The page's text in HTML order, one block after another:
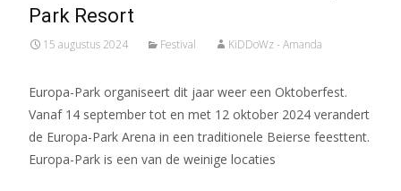
Park Resort
15 augustus 2024 Festival KiDDoWz - Amanda
Europa-Park organiseert dit jaar weer een Oktoberfest.
Vanaf 14 september tot en met 12 oktober 2024 verandert
de Europa-Park Arena in een traditionele Beierse feesttent.
Europa-Park is een van de weinige locaties